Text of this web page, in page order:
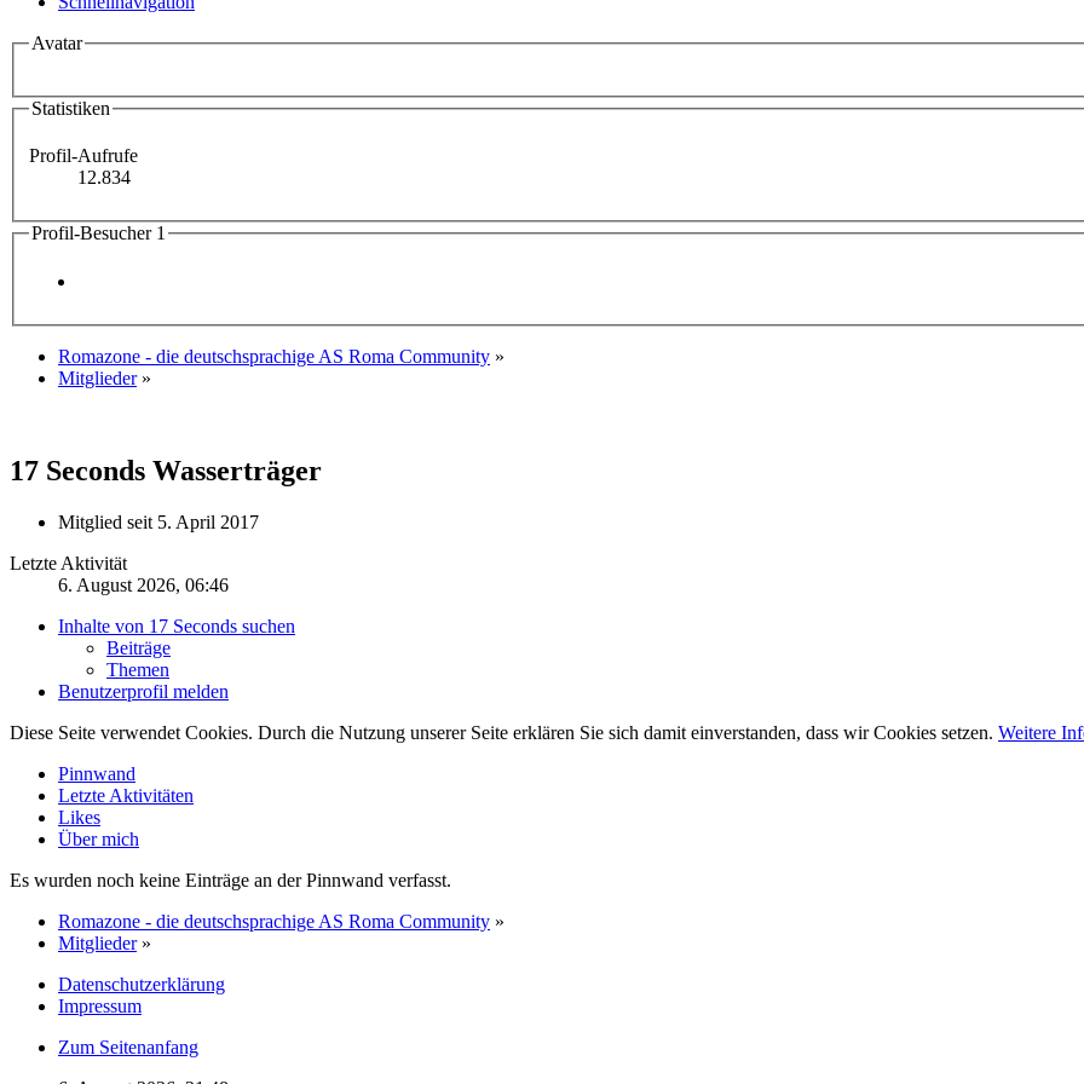
Avatar
Statistiken
Profil-Aufrufe
12.834
Profil-Besucher 1
Romazone - die deutschsprachige AS Roma Community »
Mitglieder »
17 Seconds Wasserträger
Mitglied seit 5. April 2017
Letzte Aktivität
6. August 2026, 06:46
Inhalte von 17 Seconds suchen
Beiträge
Themen
Benutzerprofil melden
Diese Seite verwendet Cookies. Durch die Nutzung unserer Seite erklären Sie sich damit einverstanden, dass wir Cookies setzen. Weitere
Pinnwand
Letzte Aktivitäten
Likes
Über mich
Es wurden noch keine Einträge an der Pinnwand verfasst.
Romazone - die deutschsprachige AS Roma Community »
Mitglieder »
Datenschutzerklärung
Impressum
Zum Seitenanfang